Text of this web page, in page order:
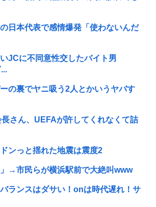
の日本代表で感情爆発「使わないんだ
いJCに不同意性交したバイト男
ーの裏でヤニ吸う2人とかいうヤバす
長さん、UEFAが許してくれなくて詰
ドンっと揺れた地震は震度2
」→市民らが横浜駅前で大絶叫www
バランスはダサい！onは時代遅れ！サ